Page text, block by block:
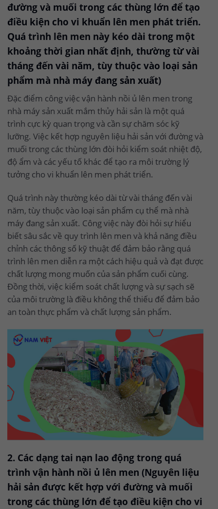
đường và muối trong các thùng lớn để tạo
điều kiện cho vi khuẩn lên men phát triển.
Quá trình lên men này kéo dài trong một
khoảng thời gian nhất định, thường từ vài
tháng đến vài năm, tùy thuộc vào loại sản
phẩm mà nhà máy đang sản xuất)
Đặc điểm công việc vận hành nồi ủ lên men trong
nhà máy sản xuất mắm thủy hải sản là một quá
trình cực kỳ quan trọng và cần sự chăm sóc kỹ
lưỡng. Việc kết hợp nguyên liệu hải sản với đường và
muối trong các thùng lớn đòi hỏi kiểm soát nhiệt độ,
độ ẩm và các yếu tố khác để tạo ra môi trường lý
tưởng cho vi khuẩn lên men phát triển.
Quá trình này thường kéo dài từ vài tháng đến vài
năm, tùy thuộc vào loại sản phẩm cụ thể mà nhà
máy đang sản xuất. Công việc này đòi hỏi sự hiểu
biết sâu sắc về quy trình lên men và khả năng điều
chỉnh các thông số kỹ thuật để đảm bảo rằng quá
trình lên men diễn ra một cách hiệu quả và đạt được
chất lượng mong muốn của sản phẩm cuối cùng.
Đồng thời, việc kiểm soát chất lượng và sự sạch sẽ
của môi trường là điều không thể thiếu để đảm bảo
an toàn thực phẩm và chất lượng sản phẩm.
2. Các dạng tai nạn lao động trong quá
trình vận hành nồi ủ lên men (Nguyên liệu
hải sản được kết hợp với đường và muối
trong các thùng lớn để tạo điều kiện cho vi